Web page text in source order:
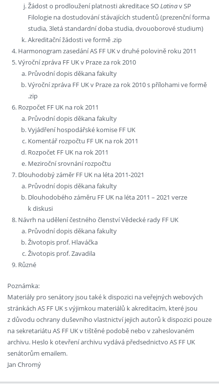
Žádost o prodloužení platnosti akreditace SOLatinav SP
Filologie na dostudování stávajících studentů (prezenční forma
studia, 3letá standardní doba studia, dvouoborové studium)
Akreditační žádosti ve formě .zip
Harmonogram zasedání AS FF UK v druhé polovině roku 2011
Výroční zpráva FF UK v Praze za rok 2010
Průvodní dopis děkana fakulty
Výroční zpráva FF UK v Praze za rok 2010 s přílohami ve formě
.zip
Rozpočet FF UK na rok 2011
Průvodní dopis děkana fakulty
Vyjádření hospodářské komise FF UK
Komentář rozpočtu FF UK na rok 2011
Rozpočet FF UK na rok 2011
Meziroční srovnání rozpočtu
Dlouhodobý záměr FF UK na léta 2011-2021
Průvodní dopis děkana fakulty
Dlouhodobého záměru FF UK na léta 2011 – 2021 verze
k diskusi
Návrh na udělení čestného členství Vědecké rady FF UK
Průvodní dopis děkana fakulty
Životopis prof. Hlaváčka
Životopis prof. Zavadila
Různé
Poznámka:
Materiály pro senátory jsou také k dispozici na veřejných webových
stránkách AS FF UK s výjimkou materiálů k akreditacím, které jsou
z důvodu ochrany duševního vlastnictví jejich autorů k dispozici pouze
na sekretariátu AS FF UK v tištěné podobě nebo v zaheslovaném
archivu. Heslo k otevření archivu vydává předsednictvo AS FF UK
senátorům emailem.
Jan Chromý